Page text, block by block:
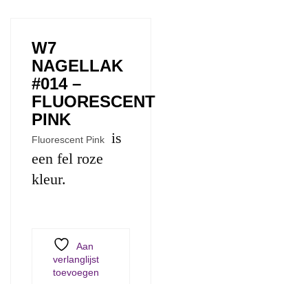
W7
NAGELLAK
#014 –
FLUORESCENT
PINK
Fluorescent Pink
is
een fel roze
kleur.
Aan
verlanglijst
toevoegen